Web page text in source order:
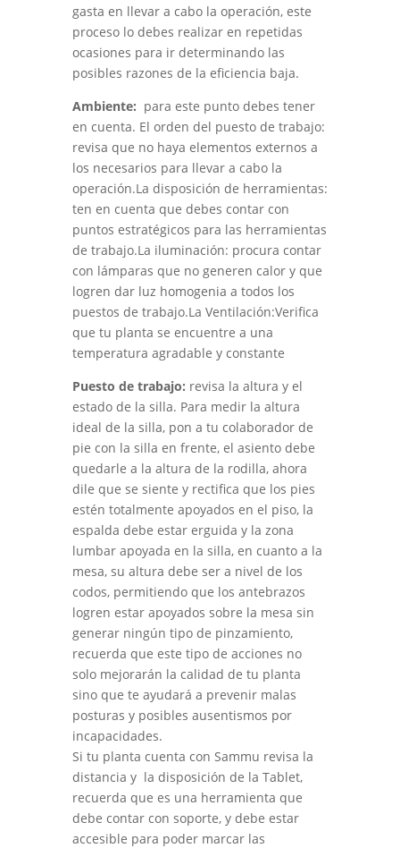
gasta en llevar a cabo la operación, este
proceso lo debes realizar en repetidas
ocasiones para ir determinando las
posibles razones de la eficiencia baja.
Ambiente: para este punto debes tener
en cuenta. El orden del puesto de trabajo:
revisa que no haya elementos externos a
los necesarios para llevar a cabo la
operación.La disposición de herramientas:
ten en cuenta que debes contar con
puntos estratégicos para las herramientas
de trabajo.La iluminación: procura contar
con lámparas que no generen calor y que
logren dar luz homogenia a todos los
puestos de trabajo.La Ventilación:Verifica
que tu planta se encuentre a una
temperatura agradable y constante
Puesto de trabajo: revisa la altura y el
estado de la silla. Para medir la altura
ideal de la silla, pon a tu colaborador de
pie con la silla en frente, el asiento debe
quedarle a la altura de la rodilla, ahora
dile que se siente y rectifica que los pies
estén totalmente apoyados en el piso, la
espalda debe estar erguida y la zona
lumbar apoyada en la silla, en cuanto a la
mesa, su altura debe ser a nivel de los
codos, permitiendo que los antebrazos
logren estar apoyados sobre la mesa sin
generar ningún tipo de pinzamiento,
recuerda que este tipo de acciones no
solo mejorarán la calidad de tu planta
sino que te ayudará a prevenir malas
posturas y posibles ausentismos por
incapacidades.
Si tu planta cuenta con Sammu revisa la
distancia y la disposición de la Tablet,
recuerda que es una herramienta que
debe contar con soporte, y debe estar
accesible para poder marcar las